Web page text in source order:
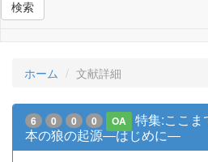
検索
ホーム 文献詳細
6 0 0 0 OA
特集:ここま
本の狼の起源―はじめに―